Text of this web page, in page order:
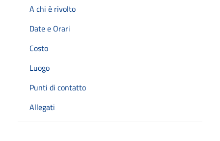
A chi è rivolto
Date e Orari
Costo
Luogo
Punti di contatto
Allegati